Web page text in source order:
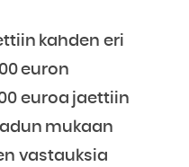
kahden eri
euron
euroa jaettiin
mukaan
vastauksia